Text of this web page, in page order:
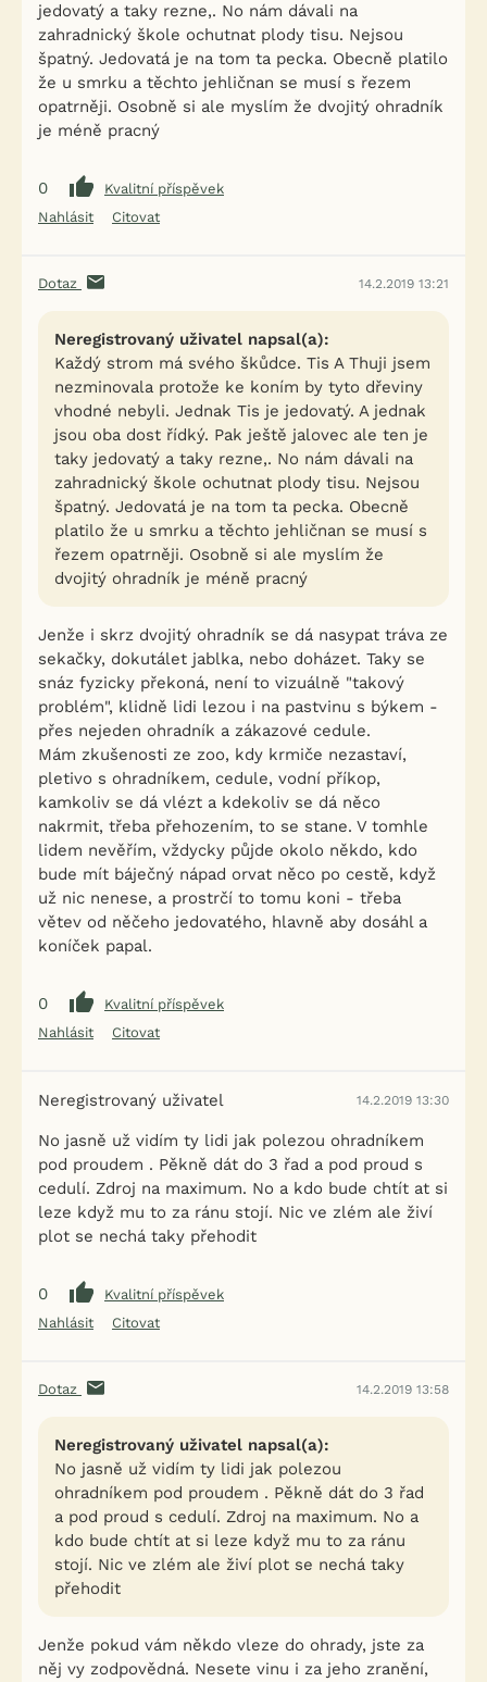
jedovatý a taky rezne,. No nám dávali na
zahradnický škole ochutnat plody tisu. Nejsou
špatný. Jedovatá je na tom ta pecka. Obecně platilo
že u smrku a těchto jehličnan se musí s řezem
opatrněji. Osobně si ale myslím že dvojitý ohradník
je méně pracný
0
Kvalitní příspěvek
Nahlásit
Citovat
Dotaz 14.2.2019 13:21
Neregistrovaný uživatel napsal(a):
Každý strom má svého škůdce. Tis A Thuji jsem
nezminovala protože ke koním by tyto dřeviny
vhodné nebyli. Jednak Tis je jedovatý. A jednak
jsou oba dost řídký. Pak ještě jalovec ale ten je
taky jedovatý a taky rezne,. No nám dávali na
zahradnický škole ochutnat plody tisu. Nejsou
špatný. Jedovatá je na tom ta pecka. Obecně
platilo že u smrku a těchto jehličnan se musí s
řezem opatrněji. Osobně si ale myslím že
dvojitý ohradník je méně pracný
Jenže i skrz dvojitý ohradník se dá nasypat tráva ze
sekačky, dokutálet jablka, nebo doházet. Taky se
snáz fyzicky překoná, není to vizuálně "takový
problém", klidně lidi lezou i na pastvinu s býkem -
přes nejeden ohradník a zákazové cedule.
Mám zkušenosti ze zoo, kdy krmiče nezastaví,
pletivo s ohradníkem, cedule, vodní příkop,
kamkoliv se dá vlézt a kdekoliv se dá něco
nakrmit, třeba přehozením, to se stane. V tomhle
lidem nevěřím, vždycky půjde okolo někdo, kdo
bude mít báječný nápad orvat něco po cestě, když
už nic nenese, a prostrčí to tomu koni - třeba
větev od něčeho jedovatého, hlavně aby dosáhl a
koníček papal.
0
Kvalitní příspěvek
Nahlásit
Citovat
Neregistrovaný uživatel 14.2.2019 13:30
No jasně už vidím ty lidi jak polezou ohradníkem
pod proudem . Pěkně dát do 3 řad a pod proud s
cedulí. Zdroj na maximum. No a kdo bude chtít at si
leze když mu to za ránu stojí. Nic ve zlém ale živí
plot se nechá taky přehodit
0
Kvalitní příspěvek
Nahlásit
Citovat
Dotaz 14.2.2019 13:58
Neregistrovaný uživatel napsal(a):
No jasně už vidím ty lidi jak polezou
ohradníkem pod proudem . Pěkně dát do 3 řad
a pod proud s cedulí. Zdroj na maximum. No a
kdo bude chtít at si leze když mu to za ránu
stojí. Nic ve zlém ale živí plot se nechá taky
přehodit
Jenže pokud vám někdo vleze do ohrady, jste za
něj vy zodpovědná. Nesete vinu i za jeho zranění,